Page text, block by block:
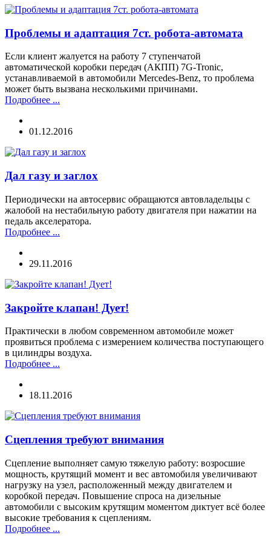
Проблемы и адаптация 7ст. робота-автомата
Если клиент жалуется на работу 7 ступенчатой
автоматической коробки передач (АКПП) 7G-Tronic,
устанавливаемой в автомобили Mercedes-Benz, то проблема
может быть вызвана несколькими причинами.
Подробнее ...
01.12.2016
Дал газу и заглох
Периодически на автосервис обращаются автовладельцы с
жалобой на нестабильную работу двигателя при нажатии на
педаль акселератора.
Подробнее ...
29.11.2016
Закройте клапан! Дует!
Практически в любом современном автомобиле может
проявиться проблема с измерением количества поступающего
в цилиндры воздуха.
Подробнее ...
18.11.2016
Сцепления требуют внимания
Сцепление выполняет самую тяжелую работу: возросшие
мощность, крутящий момент и вес автомобиля увеличивают
нагрузку на узел, расположенный между двигателем и
коробкой передач. Повышение спроса на дизельные
автомобили с высоким крутящим моментом диктует всё более
высокие требования к сцеплениям.
Подробнее ...